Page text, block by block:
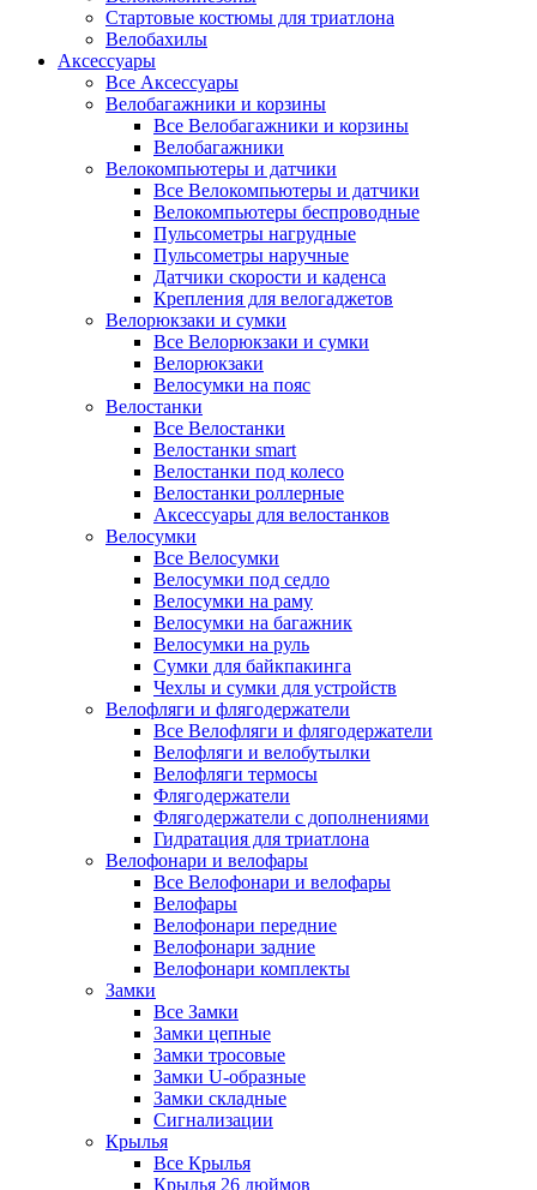
Стартовые костюмы для триатлона
Велобахилы
Аксессуары
Все Аксессуары
Велобагажники и корзины
Все Велобагажники и корзины
Велобагажники
Велокомпьютеры и датчики
Все Велокомпьютеры и датчики
Велокомпьютеры беспроводные
Пульсометры нагрудные
Пульсометры наручные
Датчики скорости и каденса
Крепления для велогаджетов
Велорюкзаки и сумки
Все Велорюкзаки и сумки
Велорюкзаки
Велосумки на пояс
Велостанки
Все Велостанки
Велостанки smart
Велостанки под колесо
Велостанки роллерные
Аксессуары для велостанков
Велосумки
Все Велосумки
Велосумки под седло
Велосумки на раму
Велосумки на багажник
Велосумки на руль
Сумки для байкпакинга
Чехлы и сумки для устройств
Велофляги и флягодержатели
Все Велофляги и флягодержатели
Велофляги и велобутылки
Велофляги термосы
Флягодержатели
Флягодержатели с дополнениями
Гидратация для триатлона
Велофонари и велофары
Все Велофонари и велофары
Велофары
Велофонари передние
Велофонари задние
Велофонари комплекты
Замки
Все Замки
Замки цепные
Замки тросовые
Замки U-образные
Замки складные
Сигнализации
Крылья
Все Крылья
Крылья 26 дюймов